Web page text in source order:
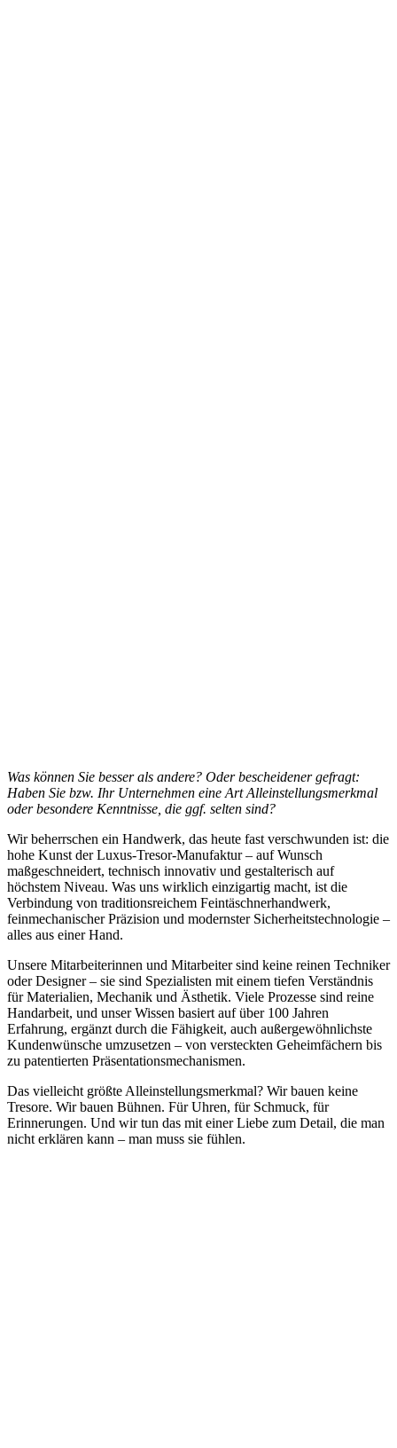
Was können Sie besser als andere? Oder bescheidener gefragt:
Haben Sie bzw. Ihr Unternehmen eine Art Alleinstellungsmerkmal
oder besondere Kenntnisse, die ggf. selten sind?
Wir beherrschen ein Handwerk, das heute fast verschwunden ist: die
hohe Kunst der Luxus-Tresor-Manufaktur – auf Wunsch
maßgeschneidert, technisch innovativ und gestalterisch auf
höchstem Niveau. Was uns wirklich einzigartig macht, ist die
Verbindung von traditionsreichem Feintäschnerhandwerk,
feinmechanischer Präzision und modernster Sicherheitstechnologie –
alles aus einer Hand.
Unsere Mitarbeiterinnen und Mitarbeiter sind keine reinen Techniker
oder Designer – sie sind Spezialisten mit einem tiefen Verständnis
für Materialien, Mechanik und Ästhetik. Viele Prozesse sind reine
Handarbeit, und unser Wissen basiert auf über 100 Jahren
Erfahrung, ergänzt durch die Fähigkeit, auch außergewöhnlichste
Kundenwünsche umzusetzen – von versteckten Geheimfächern bis
zu patentierten Präsentationsmechanismen.
Das vielleicht größte Alleinstellungsmerkmal? Wir bauen keine
Tresore. Wir bauen Bühnen. Für Uhren, für Schmuck, für
Erinnerungen. Und wir tun das mit einer Liebe zum Detail, die man
nicht erklären kann – man muss sie fühlen.